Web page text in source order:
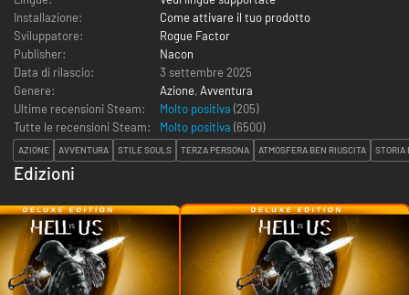
Installazione:
Come attivare il tuo prodotto
Sviluppatore:
Rogue Factor
Publisher:
Nacon
Data di rilascio:
3 settembre 2025
Genere:
Azione, Avventura
Ultime recensioni Steam:
Molto positiva (205)
Tutte le recensioni Steam:
Molto positiva (6500)
AZIONE AVVENTURA STILE SOULS TERZA PERSONA ATMOSFERA BEN RIUSCITA STORIA
Edizioni